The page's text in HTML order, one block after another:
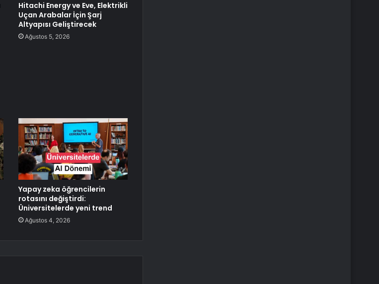
Hitachi Energy ve Eve, Elektrikli
Uçan Arabalar İçin Şarj
Altyapısı Geliştirecek
Ağustos 5, 2026
Yapay zeka öğrencilerin
rotasını değiştirdi:
Üniversitelerde yeni trend
Ağustos 4, 2026